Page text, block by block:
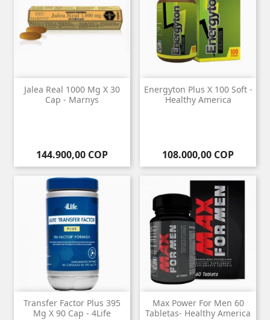
Jalea Real 1000 Mg X 30
Cap - Marnys
Precio
144.900,00 COP
Energyton Plus X 100 Soft -
Healthy America
Precio
108.000,00 COP
Transfer Factor Plus 395
Mg X 90 Cap - 4Life
Max Power For Men 60
Tabletas- Healthy America